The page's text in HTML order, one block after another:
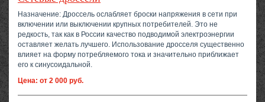
Назначение: Дроссель ослабляет броски напряжения в сети при
включении или выключении крупных потребителей. Это не
редкость, так как в России качество подводимой электроэнергии
оставляет желать лучшего. Использование дросселя существенно
влияет на форму потребляемого тока и значительно приближает
его к синусоидальной.
Цена: от 2 000 руб.